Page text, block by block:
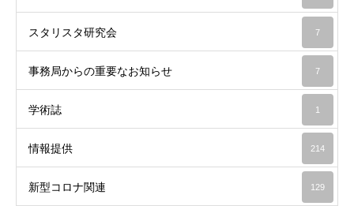
スタリスタ研究会 7
事務局からの重要なお知らせ 7
学術誌 1
情報提供 214
新型コロナ関連 129